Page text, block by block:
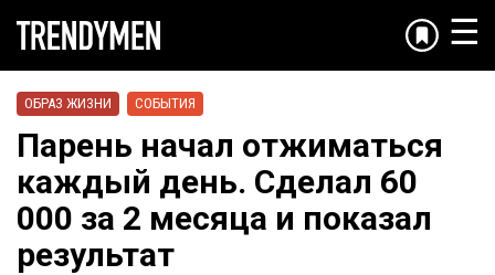
☰
ОБРАЗ ЖИЗНИ СОБЫТИЯ
Парень начал отжиматься
каждый день. Сделал 60
000 за 2 месяца и показал
результат